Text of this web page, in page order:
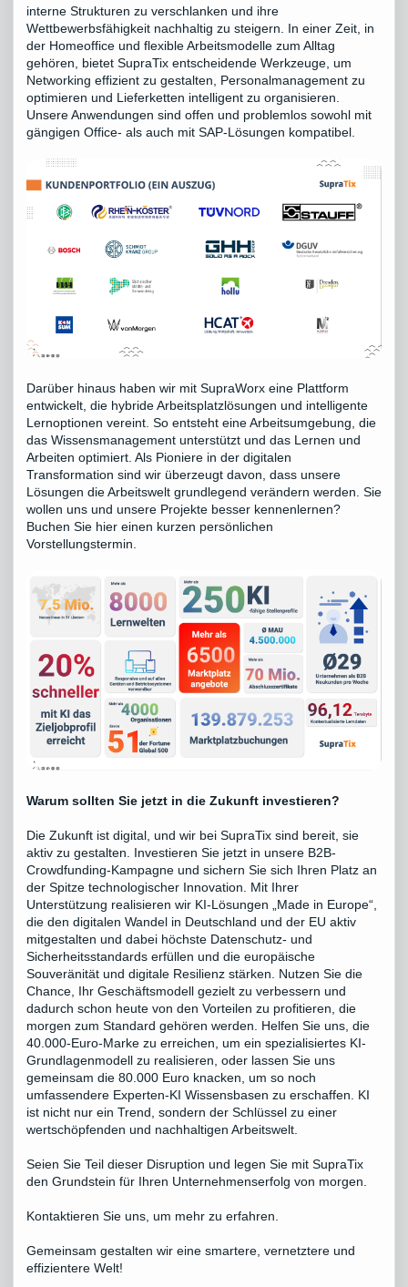
interne Strukturen zu verschlanken und ihre
Wettbewerbsfähigkeit nachhaltig zu steigern. In einer Zeit, in
der Homeoffice und flexible Arbeitsmodelle zum Alltag
gehören, bietet SupraTix entscheidende Werkzeuge, um
Networking effizient zu gestalten, Personalmanagement zu
optimieren und Lieferketten intelligent zu organisieren.
Unsere Anwendungen sind offen und problemlos sowohl mit
gängigen Office- als auch mit SAP-Lösungen kompatibel.
Darüber hinaus haben wir mit SupraWorx eine Plattform
entwickelt, die hybride Arbeitsplatzlösungen und intelligente
Lernoptionen vereint. So entsteht eine Arbeitsumgebung, die
das Wissensmanagement unterstützt und das Lernen und
Arbeiten optimiert. Als Pioniere in der digitalen
Transformation sind wir überzeugt davon, dass unsere
Lösungen die Arbeitswelt grundlegend verändern werden. Sie
wollen uns und unsere Projekte besser kennenlernen?
Buchen Sie hier einen kurzen persönlichen
Vorstellungstermin.
Warum sollten Sie jetzt in die Zukunft investieren?
Die Zukunft ist digital, und wir bei SupraTix sind bereit, sie
aktiv zu gestalten. Investieren Sie jetzt in unsere B2B-
Crowdfunding-Kampagne und sichern Sie sich Ihren Platz an
der Spitze technologischer Innovation. Mit Ihrer
Unterstützung realisieren wir KI-Lösungen „Made in Europe“,
die den digitalen Wandel in Deutschland und der EU aktiv
mitgestalten und dabei höchste Datenschutz- und
Sicherheitsstandards erfüllen und die europäische
Souveränität und digitale Resilienz stärken. Nutzen Sie die
Chance, Ihr Geschäftsmodell gezielt zu verbessern und
dadurch schon heute von den Vorteilen zu profitieren, die
morgen zum Standard gehören werden. Helfen Sie uns, die
40.000-Euro-Marke zu erreichen, um ein spezialisiertes KI-
Grundlagenmodell zu realisieren, oder lassen Sie uns
gemeinsam die 80.000 Euro knacken, um so noch
umfassendere Experten-KI Wissensbasen zu erschaffen. KI
ist nicht nur ein Trend, sondern der Schlüssel zu einer
wertschöpfenden und nachhaltigen Arbeitswelt.
Seien Sie Teil dieser Disruption und legen Sie mit SupraTix
den Grundstein für Ihren Unternehmenserfolg von morgen.
Kontaktieren Sie uns, um mehr zu erfahren.
Gemeinsam gestalten wir eine smartere, vernetztere und
effizientere Welt!